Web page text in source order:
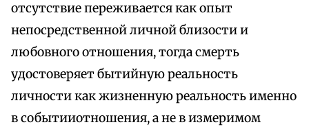
отсутствие переживается как опыт
непосредственной личной близости и
любовного отношения, тогда смерть
удостоверяет бытийную реальность
личности как жизненную реальность именно
в событииотношения, а не в измеримом